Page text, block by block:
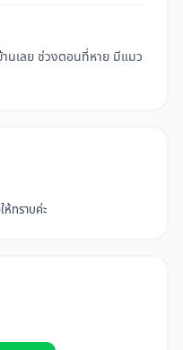
านเลย ช่วงตอนที่หาย มีแมว
ทราบค่ะ